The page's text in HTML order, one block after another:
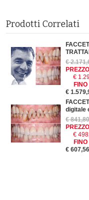
Prodotti Correlati
€
€
FINO
€
digitale
€ 841,80
€
FINO
€ 607,56